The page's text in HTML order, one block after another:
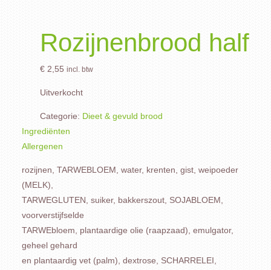
Rozijnenbrood half
€2,55 incl. btw
Uitverkocht
Categorie: Dieet & gevuld brood
Ingrediënten
Allergenen
rozijnen, TARWEBLOEM, water, krenten, gist, weipoeder
(MELK),
TARWEGLUTEN, suiker, bakkerszout, SOJABLOEM,
voorverstijfselde
TARWEbloem, plantaardige olie (raapzaad), emulgator,
geheel gehard
en plantaardig vet (palm), dextrose, SCHARRELEI,